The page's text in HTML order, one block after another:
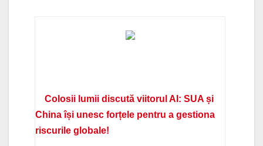
Colosii lumii discută viitorul AI: SUA și
China își unesc forțele pentru a gestiona
riscurile globale!